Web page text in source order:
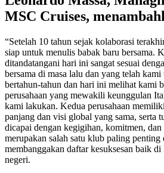
MSC Cruises,
“Setelah 10 tahun sejak kolaborasi
siap untuk menulis babak baru bersama.
ditandatangani hari ini sangat sesuai
bersama di masa lalu dan yang telah kami
bertahun-tahun dan hari ini melihat kami
perusahaan yang mewakili keunggulan
kami lakukan. Kedua perusahaan
panjang dan visi global yang sama, serta
dicapai dengan kegigihan, komitmen,
merupakan salah satu klub paling penting
membanggakan daftar kesuksesan baik
negeri.